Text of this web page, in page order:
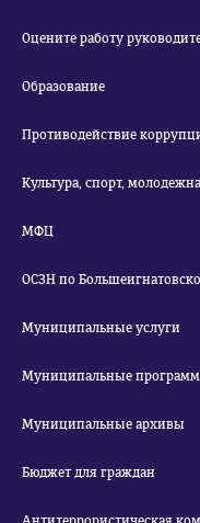
Оцените работу
Образование
Противодействие
Культура, спорт,
МФЦ
ОСЗН по
Муниципальные услуги
Муниципальные
Муниципальные архивы
Бюджет для граждан